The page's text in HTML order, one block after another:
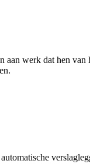
aan werk dat hen